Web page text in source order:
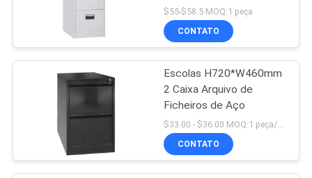
PRIVACY
metálico
$55-$58.5 MOQ:1 peça
CONTATO
Escolas H720*W460mm
2 Caixa Arquivo de
Ficheiros de Aço
CONTATO